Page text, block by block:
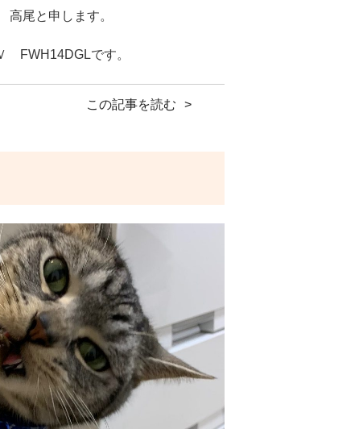
お試しください！
尾と申します。
FWH14DGLです。
この記事を読む